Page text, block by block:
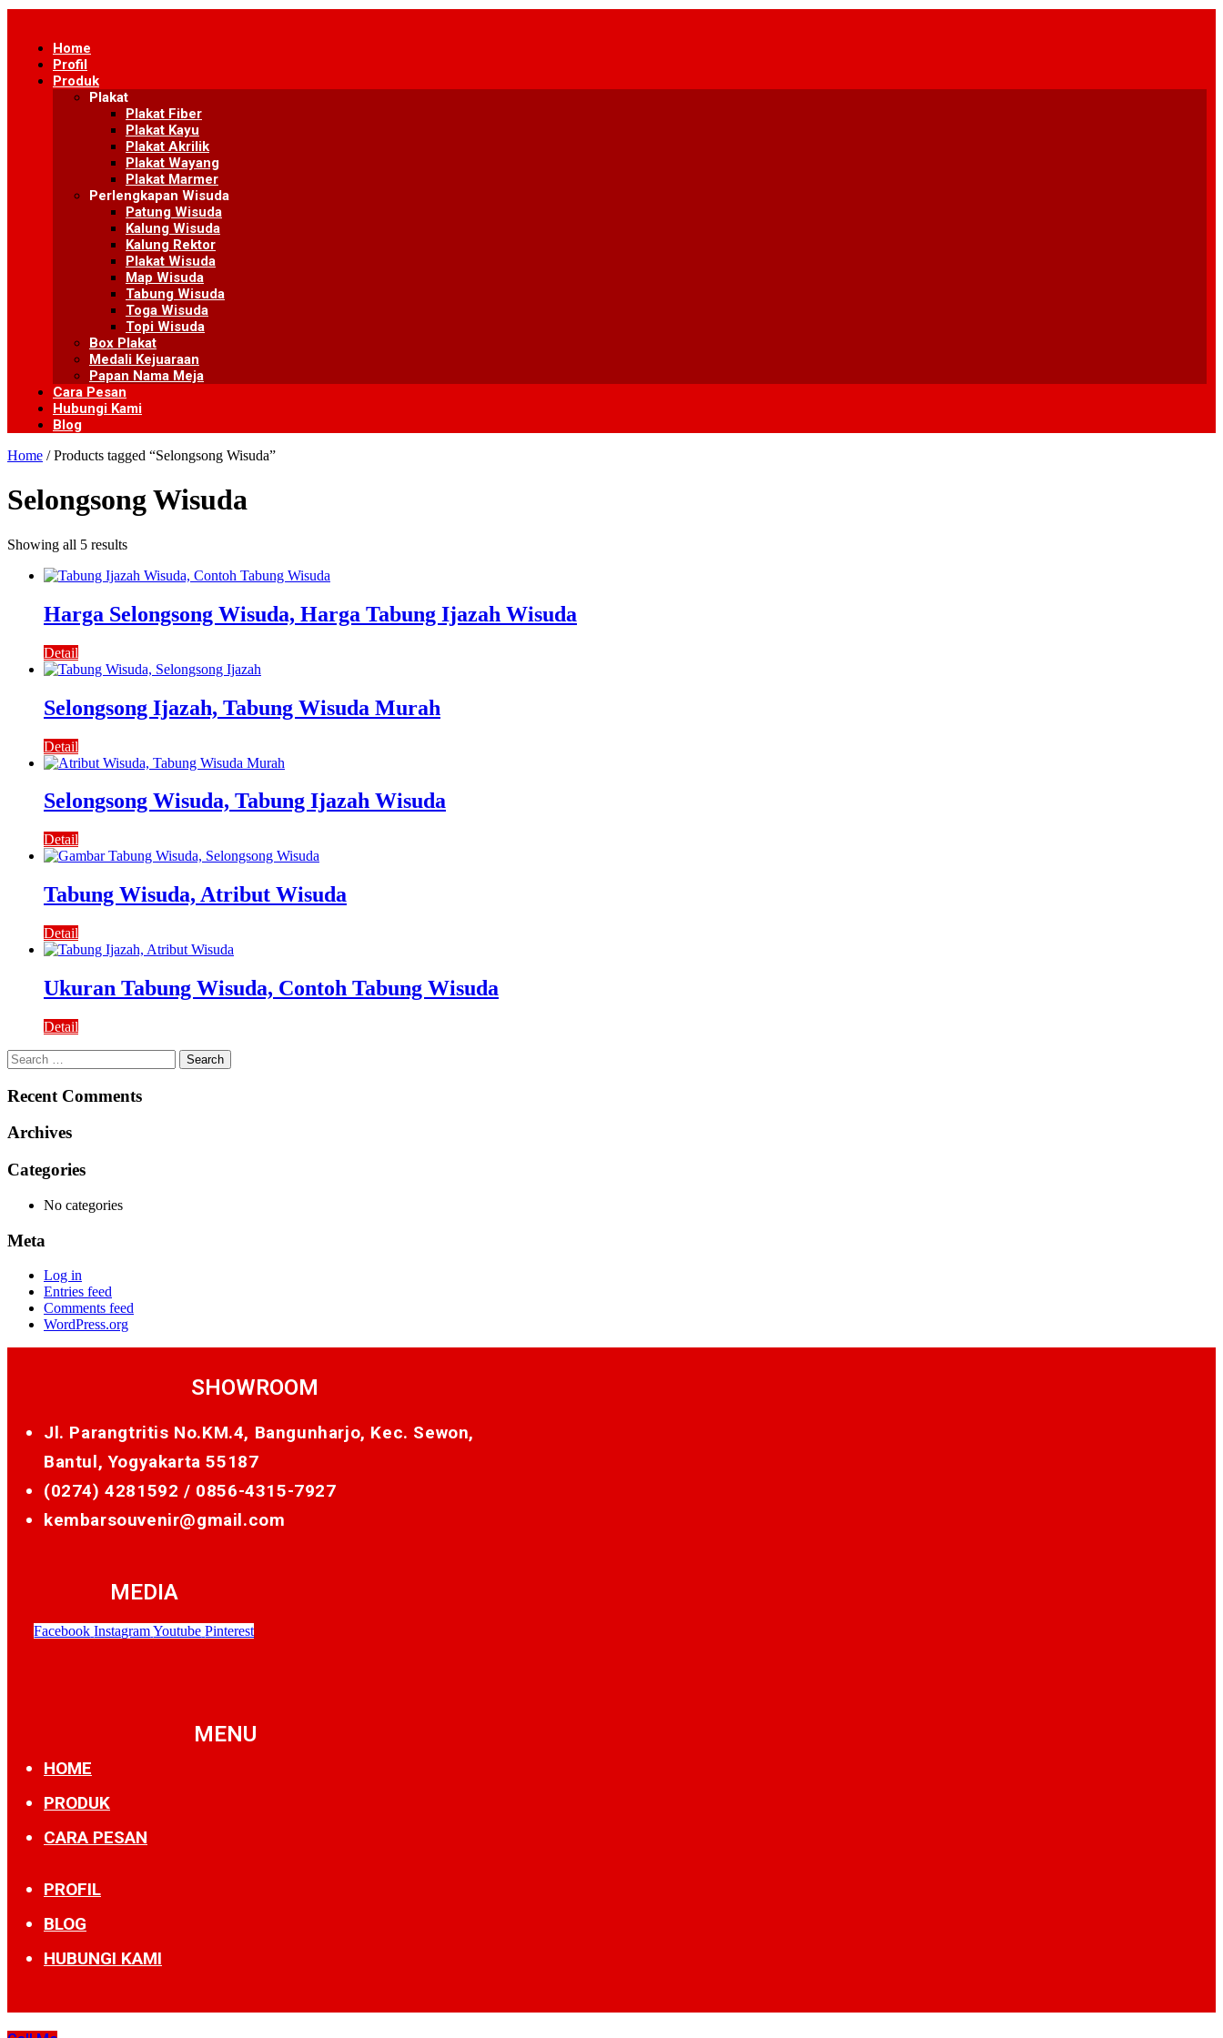
content
Home
Profil
Produk
Plakat
Plakat Fiber
Plakat Kayu
Plakat Akrilik
Plakat Wayang
Plakat Marmer
Perlengkapan Wisuda
Patung Wisuda
Kalung Wisuda
Kalung Rektor
Plakat Wisuda
Map Wisuda
Tabung Wisuda
Toga Wisuda
Topi Wisuda
Box Plakat
Medali Kejuaraan
Papan Nama Meja
Cara Pesan
Hubungi Kami
Blog
Home / Products tagged “Selongsong Wisuda”
Selongsong Wisuda
Showing all 5 results
Harga Selongsong Wisuda, Harga Tabung Ijazah Wisuda
Detail
Selongsong Ijazah, Tabung Wisuda Murah
Detail
Selongsong Wisuda, Tabung Ijazah Wisuda
Detail
Tabung Wisuda, Atribut Wisuda
Detail
Ukuran Tabung Wisuda, Contoh Tabung Wisuda
Detail
Search
for:
Recent Comments
Archives
Categories
No categories
Meta
Log in
Entries feed
Comments feed
WordPress.org
SHOWROOM
Jl. Parangtritis No.KM.4, Bangunharjo, Kec. Sewon,
Bantul, Yogyakarta 55187
(0274) 4281592 / 0856-4315-7927
kembarsouvenir@gmail.com
MEDIA
Facebook Instagram Youtube Pinterest
MENU
HOME
PRODUK
CARA PESAN
PROFIL
BLOG
HUBUNGI KAMI